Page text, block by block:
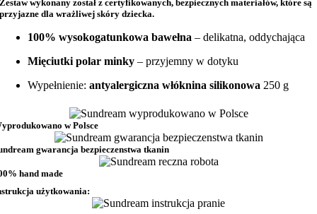
Zestaw wykonany został zcertyfikowanych, bezpiecznych materiałów, które są
przyjazne dla wrażliwej skóry dziecka.
100% wysokogatunkowa bawełna – delikatna, oddychająca
Mięciutki polar minky – przyjemny w dotyku
Wypełnienie:antyalergiczna włóknina silikonowa 250 g
w Polsce
gwarancja bezpieczenstwa tkanin
hand made
użytkowania: